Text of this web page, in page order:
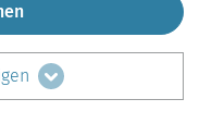
LinkedIn